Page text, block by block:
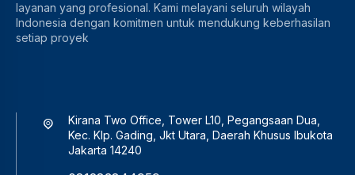
layanan yang profesional. Kami melayani seluruh wilayah
Indonesia dengan komitmen untuk mendukung keberhasilan
setiap proyek
Kirana Two Office, Tower L10, Pegangsaan Dua,
Kec. Klp. Gading, Jkt Utara, Daerah Khusus Ibukota
Jakarta 14240